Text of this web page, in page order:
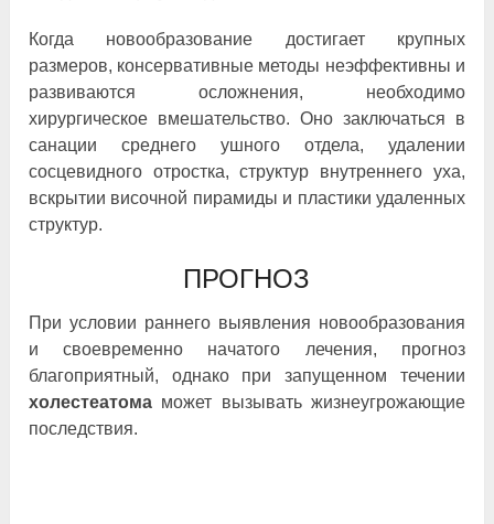
Когда новообразование достигает крупных
размеров, консервативные методы неэффективны и
развиваются осложнения, необходимо
хирургическое вмешательство. Оно заключаться в
санации среднего ушного отдела, удалении
сосцевидного отростка, структур внутреннего уха,
вскрытии височной пирамиды и пластики удаленных
структур.
ПРОГНОЗ
При условии раннего выявления новообразования
и своевременно начатого лечения, прогноз
благоприятный, однако при запущенном течении
холестеатома может вызывать жизнеугрожающие
последствия.